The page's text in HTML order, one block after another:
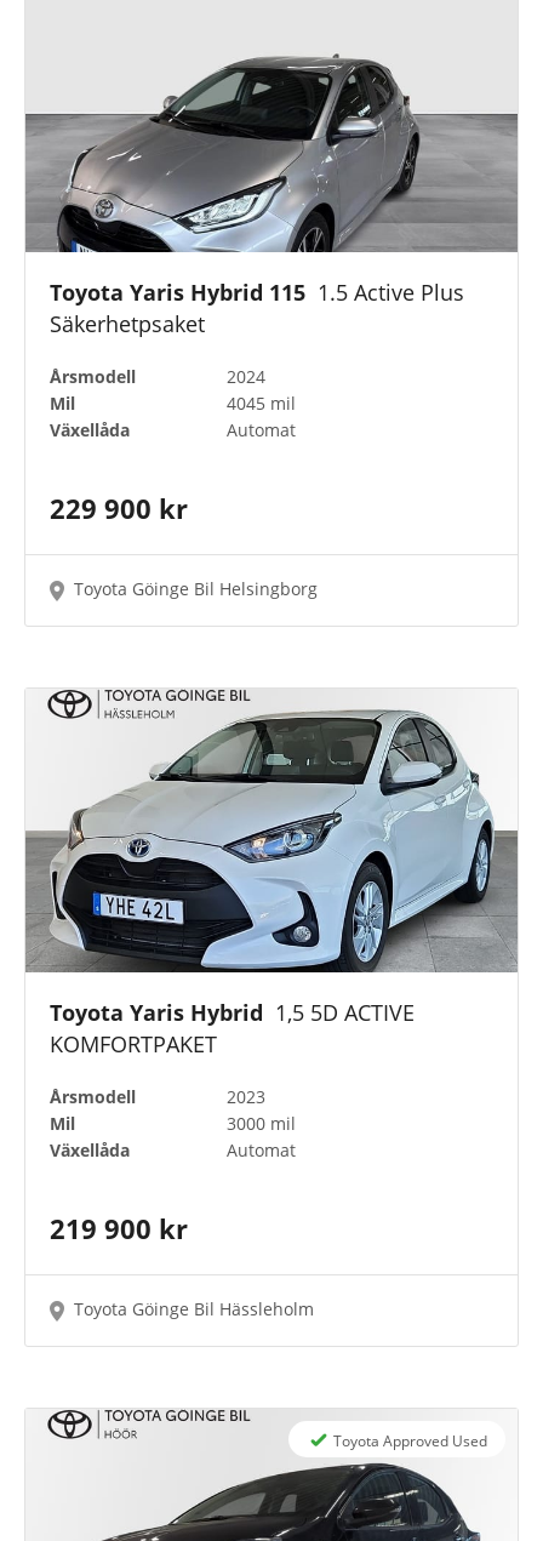
Toyota Yaris Hybrid 115 1.5 Active Plus
Säkerhetpsaket
Årsmodell
2024
Mil
4045 mil
Växellåda
Automat
229 900 kr
Toyota Göinge Bil Helsingborg
Toyota Yaris Hybrid 1,5 5D ACTIVE
KOMFORTPAKET
Årsmodell
2023
Mil
3000 mil
Växellåda
Automat
219 900 kr
Toyota Göinge Bil Hässleholm
Toyota Approved Used